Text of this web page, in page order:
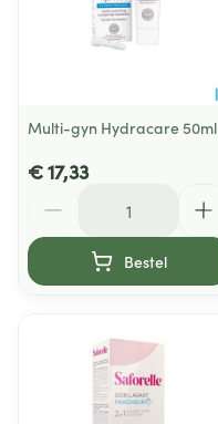
Multi-gyn Hydracare 50ml
€ 17,33
Bestel